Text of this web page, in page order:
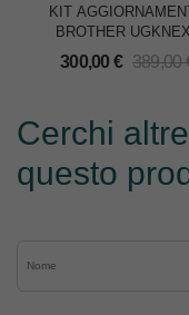
KIT
BROTHER
300,00 € 389,00
Cerchi
questo